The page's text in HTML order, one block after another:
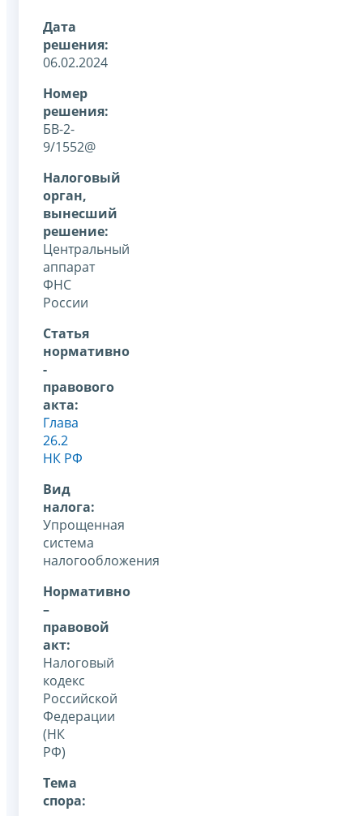
Дата
решения:
06.02.2024
Номер
решения:
БВ-2-
9/1552@
Налоговый
орган,
вынесший
решение:
Центральный
аппарат
ФНС
России
Статья
нормативно
-
правового
акта:
Глава
26.2
НК РФ
Вид
налога:
Упрощенная
система
налогообложения
Нормативно
–
правовой
акт:
Налоговый
кодекс
Российской
Федерации
(НК
РФ)
Тема
спора: